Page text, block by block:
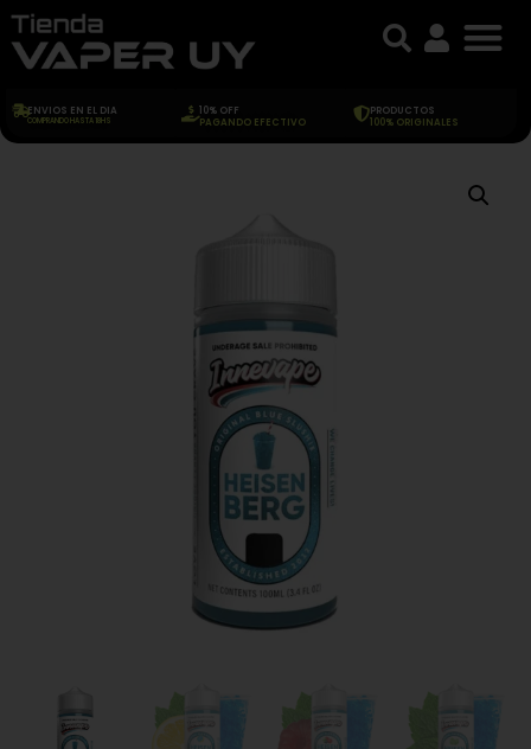
ENVIOS EN EL DIA
COMPRANDO HASTA 18HS
10% OFF
PAGANDO EFECTIVO
PRODUCTOS
100% ORIGINALES